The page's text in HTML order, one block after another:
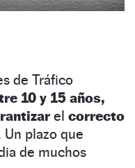
de Tráfico
10 y 15 años,
el correcto
plazo que
de muchos